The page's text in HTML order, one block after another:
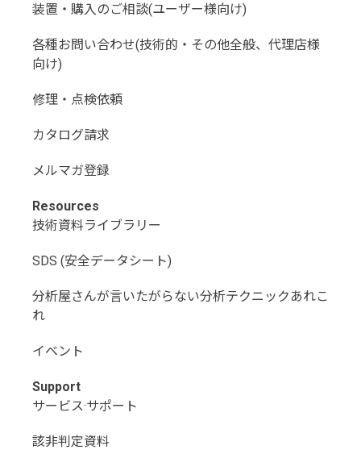
装置・購入のご相談(ユーザー様向け)
各種お問い合わせ(技術的・その他全般、代理店様
向け)
修理・点検依頼
カタログ請求
メルマガ登録
Resources
技術資料ライブラリー
SDS (安全データシート)
分析屋さんが言いたがらない分析テクニックあれこ
れ
イベント
Support
サービス·サポート
該非判定資料